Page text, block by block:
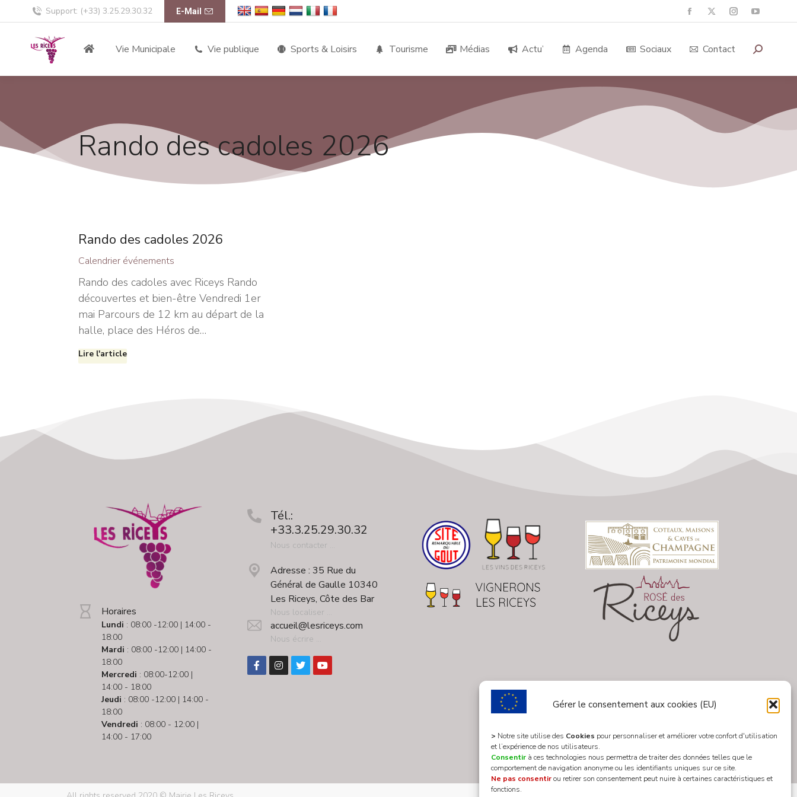
Gérer le consentement aux cookies (EU)
> Notre site utilise des Cookies pour personnaliser et améliorer votre confort d'utilisation
et l’expérience de nos utilisateurs.
Consentir à ces technologies nous permettra de traiter des données telles que le
comportement de navigation anonyme ou les identifiants uniques sur ce site.
Ne pas consentirou retirer son consentement peut nuire à certaines caractéristiques et
fonctions.
Support: (+33) 3.25.29.30.32 E-Mail
Vie Municipale Vie publique Sports & Loisirs Tourisme Médias Actu’ Agenda Sociaux Contact
Rando des cadoles 2026
Rando des cadoles 2026
Calendrier événements
Rando des cadoles avec Riceys Rando
découvertes et bien-être Vendredi 1er
mai Parcours de 12 km au départ de la
halle, place des Héros de…
Lire l'article
Horaires
Lundi : 08:00 -12:00 | 14:00 -
18:00
Mardi : 08:00 -12:00 | 14:00 -
18:00
Mercredi : 08:00-12:00 |
14:00 - 18:00
Jeudi : 08:00 -12:00 | 14:00 -
18:00
Vendredi : 08:00 - 12:00 |
14:00 - 17:00
Tél.:
+33.3.25.29.30.32
Nous contacter ...
Adresse : 35 Rue du
Général de Gaulle 10340
Les Riceys, Côte des Bar
Nous localiser ...
accueil@lesriceys.com
Nous écrire ...